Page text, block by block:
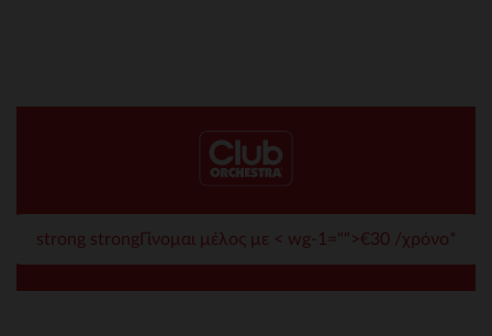
strong strongΓίνομαι μέλος με < wg-1="">€30 /χρόνο*